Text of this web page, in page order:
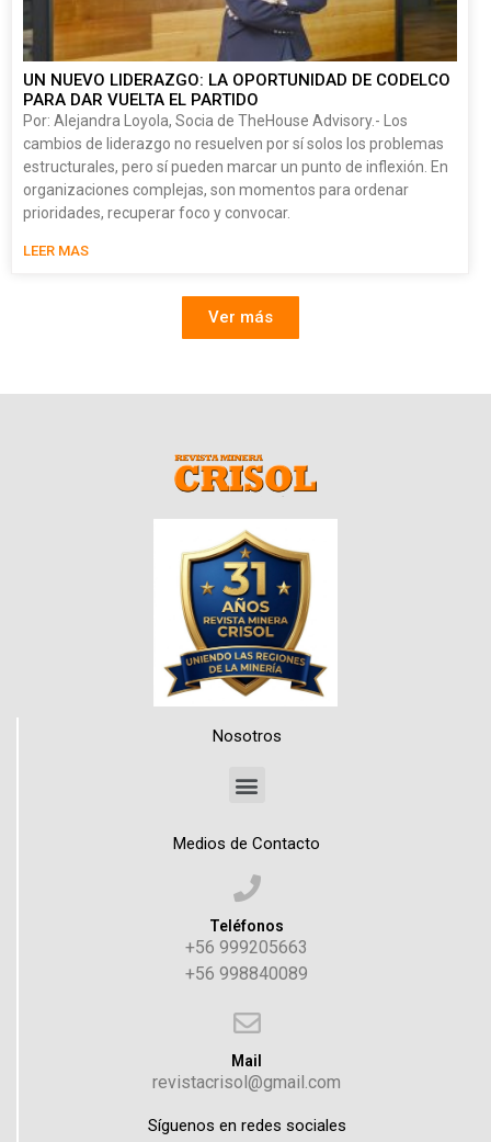
UN NUEVO LIDERAZGO: LA OPORTUNIDAD DE CODELCO
PARA DAR VUELTA EL PARTIDO
Por: Alejandra Loyola, Socia de TheHouse Advisory.- Los
cambios de liderazgo no resuelven por sí solos los problemas
estructurales, pero sí pueden marcar un punto de inflexión. En
organizaciones complejas, son momentos para ordenar
prioridades, recuperar foco y convocar.
LEER MAS
Ver más
Nosotros
Medios de Contacto
Teléfonos
+56 999205663
+56 998840089
Mail
revistacrisol@gmail.com
Síguenos en redes sociales